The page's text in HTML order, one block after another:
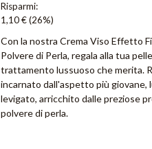
Risparmi:
1,10 €(26%)
Con la nostra Crema Viso Effetto
Polvere di Perla, regala alla tua
trattamento lussuoso che merita.
incarnato dall'aspetto più giovane,
levigato, arricchito dalle preziose
polvere di perla.